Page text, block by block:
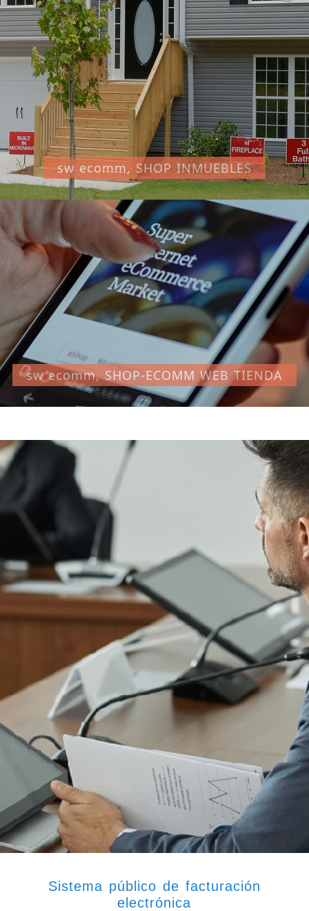
sw ecomm, SHOP INMUEBLES
sw ecomm, SHOP-ECOMM WEB TIENDA
Sistema público de facturación
electrónica